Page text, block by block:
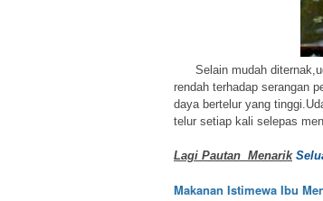
Selain mudah
rendah terhadap serangan
daya bertelur yang
telur setiap kali selepas
Lagi Pautan Menarik
Makanan Istimewa Ibu